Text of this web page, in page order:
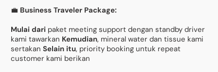
💼 Business Traveler Package:
Mulai dari paket meeting support dengan standby driver
kami tawarkan Kemudian, mineral water dan tissue kami
sertakanSelain itu, priority booking untuk repeat
customer kami berikan